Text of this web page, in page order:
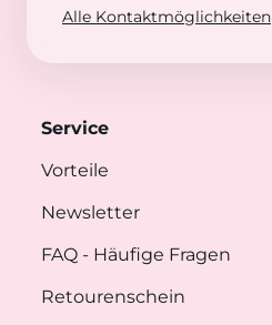
Alle Kontaktmöglichkeiten
Service
Vorteile
Newsletter
FAQ - Häufige Fragen
Retourenschein